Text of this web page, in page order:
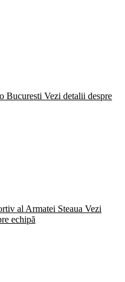
Bucuresti Vezi detalii despre
al Armatei Steaua Vezi
echipă